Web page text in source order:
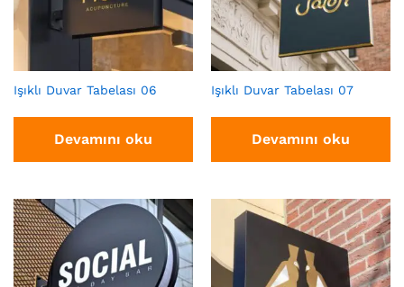
Işıklı Duvar Tabelası 06
Devamını oku
Işıklı Duvar Tabelası 07
Devamını oku